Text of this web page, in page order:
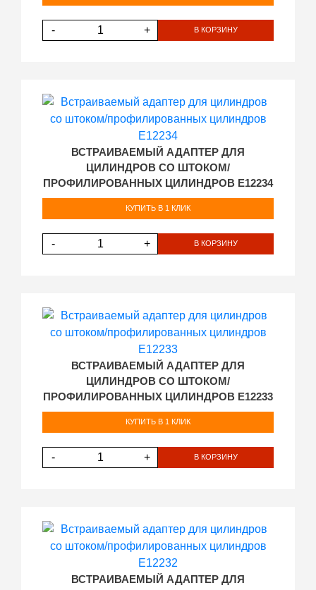
- + В КОРЗИНУ
ВСТРАИВАЕМЫЙ АДАПТЕР ДЛЯ
ЦИЛИНДРОВ СО ШТОКОМ/
ПРОФИЛИРОВАННЫХ ЦИЛИНДРОВ E12234
КУПИТЬ В 1 КЛИК
- + В КОРЗИНУ
ВСТРАИВАЕМЫЙ АДАПТЕР ДЛЯ
ЦИЛИНДРОВ СО ШТОКОМ/
ПРОФИЛИРОВАННЫХ ЦИЛИНДРОВ E12233
КУПИТЬ В 1 КЛИК
- + В КОРЗИНУ
ВСТРАИВАЕМЫЙ АДАПТЕР ДЛЯ